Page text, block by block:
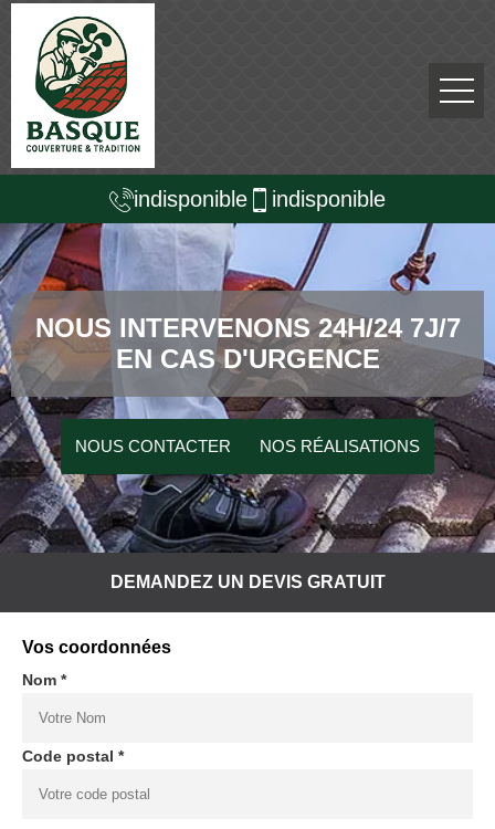
indisponible indisponible
NOUS INTERVENONS 24H/24 7J/7
EN CAS D'URGENCE
NOUS CONTACTER NOS RÉALISATIONS
DEMANDEZ UN DEVIS GRATUIT
Vos coordonnées
Nom *
Code postal *